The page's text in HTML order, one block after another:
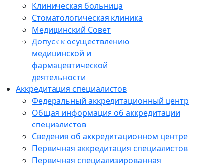
Клиническая больница
Стоматологическая клиника
Медицинский Совет
Допуск к осуществлению
медицинской и
фармацевтической
деятельности
Аккредитация специалистов
Федеральный аккредитационный центр
Общая информация об аккредитации
специалистов
Сведения об аккредитационном центре
Первичная аккредитация специалистов
Первичная специализированная